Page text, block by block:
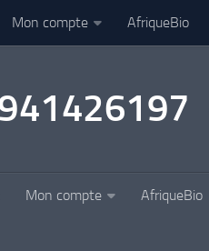
Mon compte AfriqueBio
Mon compte AfriqueBio